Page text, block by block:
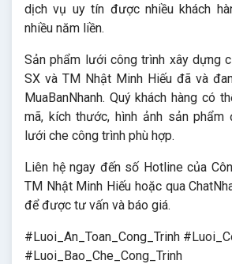
dịch vụ uy tín được nhiều khách
nhiều năm liền.
Sản phẩm lưới công trình xây dựng
SX và TM Nhật Minh Hiếu đã và
MuaBanNhanh. Quý khách hàng có
mã, kích thước, hình ảnh sản phẩm
lưới che công trình phù hợp.
Liên hệ ngay đến số Hotline của
TM Nhật Minh Hiếu hoặc qua
để được tư vấn và báo giá.
#Luoi_An_Toan_Cong_Trinh
#Luoi_Bao_Che_Cong_Trinh